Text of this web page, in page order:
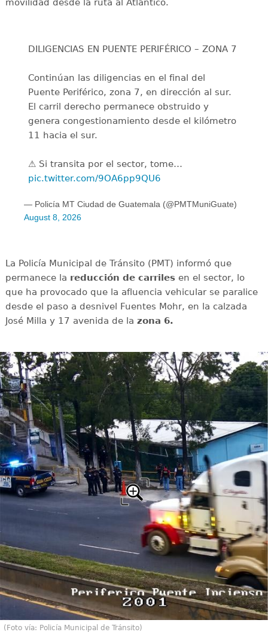
movilidad desde la ruta al Atlántico.
DILIGENCIAS EN PUENTE PERIFÉRICO – ZONA 7
Continúan las diligencias en el final del
Puente Periférico, zona 7, en dirección al sur.
El carril derecho permanece obstruido y
genera congestionamiento desde el kilómetro
11 hacia el sur.
⚠️ Si transita por el sector, tome…
pic.twitter.com/9OA6pp9QU6
— Policía MT Ciudad de Guatemala (@PMTMuniGuate)
August 8, 2026
La Policía Municipal de Tránsito (PMT) informó que
permanece la reducción de carrilesen el sector, lo
que ha provocado que la afluencia vehicular se paralice
desde el paso a desnivel Fuentes Mohr, en la calzada
José Milla y 17 avenida de la zona 6.
(Foto vía: Policía Municipal de Tránsito)